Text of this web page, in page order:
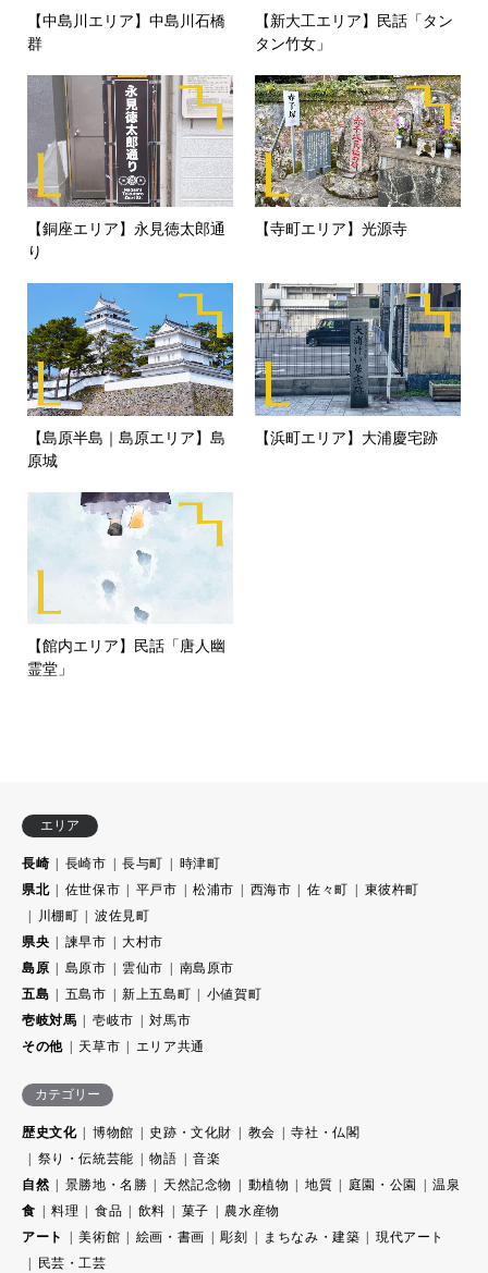
【中島川エリア】中島川石橋
群
【新大工エリア】民話「タン
タン竹女」
【銅座エリア】永見徳太郎通
り
【寺町エリア】光源寺
【島原半島｜島原エリア】島
原城
【浜町エリア】大浦慶宅跡
【館内エリア】民話「唐人幽
霊堂」
エリア
長崎 長崎市 長与町
時津町
県北
佐世保市 平戸市 松浦市 西海市 佐々町
東彼杵町
川棚町
波佐見町
県央
諫早市
大村市
島原
島原市 雲仙市
南島原市
五島
五島市 新上五島町
小値賀町
壱岐対馬
壱岐市
対馬市
その他
天草市 エリア共通
カテゴリー
歴史文化 博物館 史跡・文化財 教会
寺社・仏閣
祭り・伝統芸能
物語
音楽
自然
景勝地・名勝 天然記念物 動植物 地質 庭園・公園
温泉
食
料理 食品 飲料 菓子
農水産物
アート
美術館 絵画・書画 彫刻 まちなみ・建築
現代アート
民芸・工芸